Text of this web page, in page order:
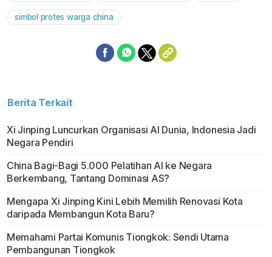
simbol protes warga china
Berita Terkait
Xi Jinping Luncurkan Organisasi AI Dunia, Indonesia Jadi
Negara Pendiri
China Bagi-Bagi 5.000 Pelatihan AI ke Negara
Berkembang, Tantang Dominasi AS?
Mengapa Xi Jinping Kini Lebih Memilih Renovasi Kota
daripada Membangun Kota Baru?
Memahami Partai Komunis Tiongkok: Sendi Utama
Pembangunan Tiongkok